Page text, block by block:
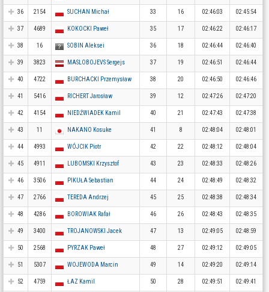
36 2154 SUCHAN Michał 33 16 02:46:03 02:45:54
37 4689 KOKOCKI Paweł 35 17 02:46:22 02:46:17
38 16 SOBIN Aleksei 36 18 02:46:44 02:46:40
39 3823 MASLOBOJEVS Sergejs 37 19 02:46:51 02:46:44
40 4722 BURCHACKI Przemysław 38 20 02:46:50 02:46:46
41 5416 RICHERT Jarosław 39 12 02:47:26 02:47:20
42 4154 NIEDŹWIADEK Kamil 40 21 02:47:43 02:47:38
43 11 NAKANO Kosuke 41 8 02:48:04 02:48:01
44 4993 WÓJCIK Piotr 42 22 02:48:12 02:48:04
45 4911 LUBOMSKI Krzysztof 43 23 02:48:33 02:48:26
46 3506 PIKUŁA Sebastian 44 24 02:48:49 02:48:32
47 2766 TEREDA Andrzej 45 25 02:48:38 02:48:34
48 4286 BOROWIAK Rafał 46 26 02:48:43 02:48:35
49 3400 TROJANOWSKI Jacek 47 13 02:49:05 02:48:59
50 2568 PYRZAK Paweł 48 27 02:49:12 02:49:05
51 5307 WOJEWODA Marcin 49 14 02:49:20 02:49:14
52 4759 ŁAZ Kamil 50 28 02:49:51 02:49:41